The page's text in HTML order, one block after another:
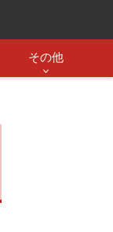
その他